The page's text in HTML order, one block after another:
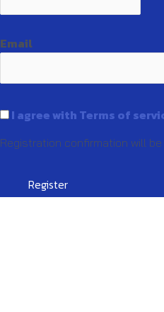
Email
I agree with Terms of
Registration confirmation will be